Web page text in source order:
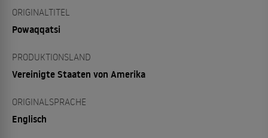
ORIGINALTITEL
Powaqqatsi
PRODUKTIONSLAND
Vereinigte Staaten von Amerika
ORIGINALSPRACHE
Englisch